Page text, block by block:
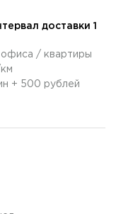
доставки 1
офиса / квартиры
+ 500 рублей